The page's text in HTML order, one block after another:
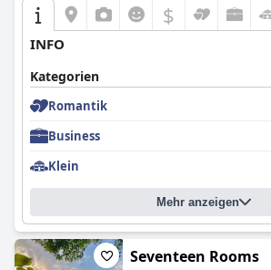
$
INFO
Kategorien
Romantik
Business
Klein
Mehr anzeigen
Seventeen Rooms